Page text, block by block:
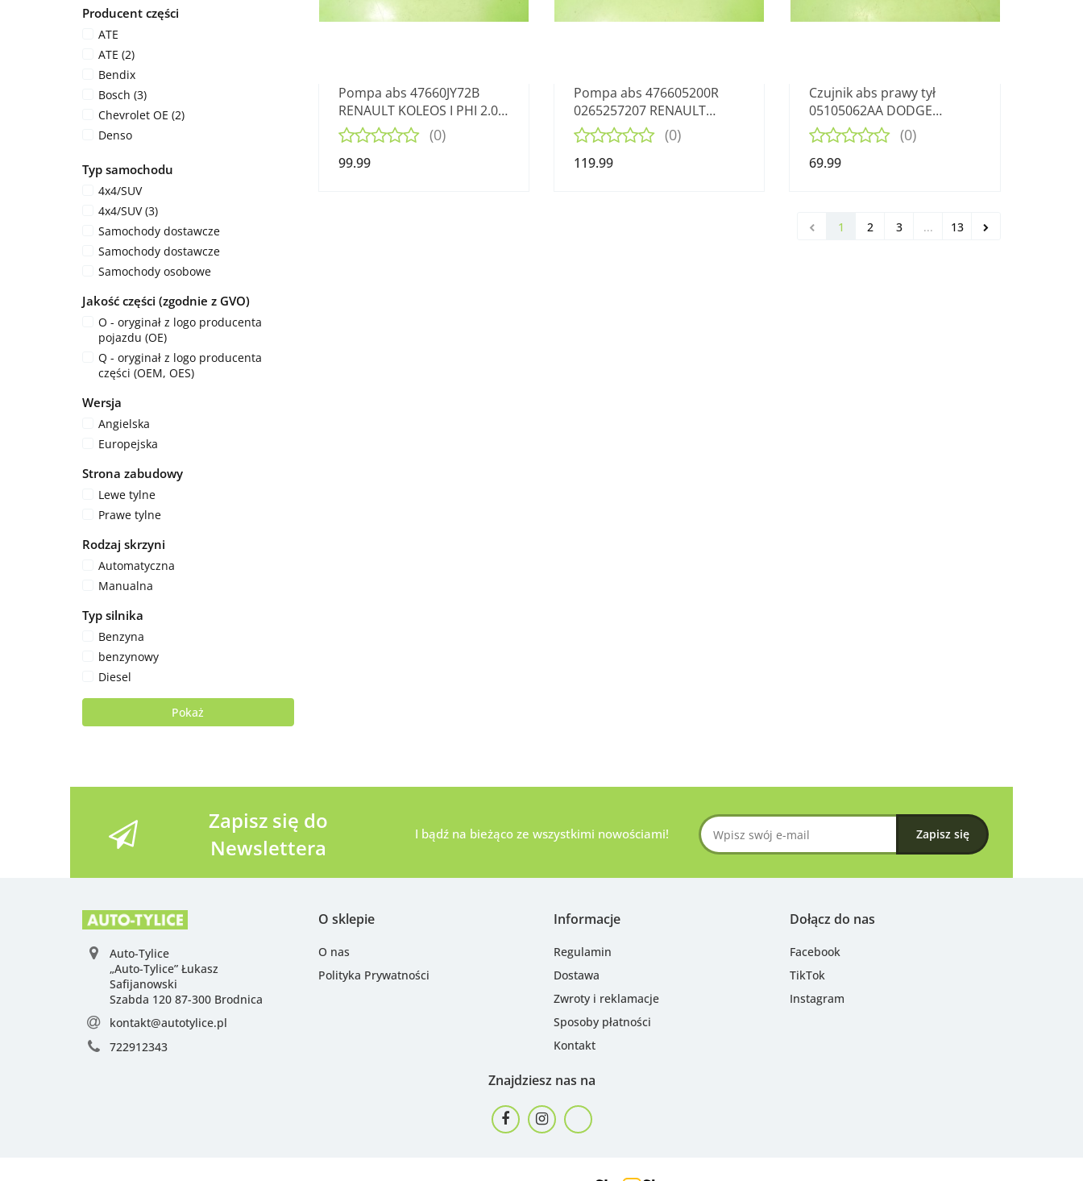
Mazda OE
Opel OE
Peugeot OE
Renault OE
Seat
Siemens
Skoda OE
TRW
Volkswagen
Volkswagen OE
Volvo OE
Producent części
ATE
ATE (2)
Bendix
Bosch (3)
Chevrolet OE (2)
Denso
Inny
Kia OE
Kia OE
Mando
Naldec (2)
NEC
Nisshinbo
Opel OE
Siemens
Skoda OE
TRW (2)
Valeo (2)
VDO (2)
Volkswagen OE
Typ samochodu
4x4/SUV
4x4/SUV (3)
Samochody dostawcze
Samochody dostawcze
Samochody osobowe
Jakość części (zgodnie z GVO)
O - oryginał z logo producenta
pojazdu (OE)
Q - oryginał z logo producenta
części (OEM, OES)
Wersja
Angielska
Europejska
Strona zabudowy
Lewe tylne
Prawe tylne
Rodzaj skrzyni
Automatyczna
Manualna
Typ silnika
Benzyna
benzynowy
Diesel
Pokaż
Pompa abs 47660JY72B
RENAULT KOLEOS I PHI 2.0
DCI 4x4 07-11 (0)
99.99
Pompa abs 476605200R
0265257207 RENAULT
KADJAR I 1.2 TCE 15-18
(0)
119.99
Czujnik abs prawy tył
05105062AA DODGE
CALIBER I PM 1.8 06-09
(0)
69.99
1 2 3 ... 13
Zapisz się do
Newslettera
I bądź na bieżąco ze wszystkimi nowościami!
Auto-Tylice
„Auto-Tylice” Łukasz
Safijanowski
Szabda 120 87-300 Brodnica
kontakt@autotylice.pl
722912343
O sklepie
O nas
Polityka Prywatności
Informacje
Regulamin
Dostawa
Zwroty i reklamacje
Sposoby płatności
Kontakt
Dołącz do nas
Facebook
TikTok
Instagram
Znajdziesz nas na